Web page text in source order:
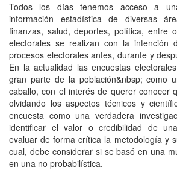
Todos los días tenemos acceso a
información estadística de diversas
finanzas, salud, deportes, política, entre
electorales se realizan con la intención
procesos electorales antes, durante y
En la actualidad las encuestas
gran parte de la población&nbsp; como
caballo, con el interés de querer conocer
olvidando los aspectos técnicos y
encuesta como una verdadera
identificar el valor o credibilidad de
evaluar de forma crítica la metodología y
cual, debe considerar si se basó en una
en una no probabilística.